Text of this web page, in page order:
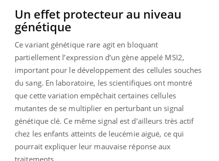
Un effet protecteur au niveau
génétique
Ce variant génétique rare agit en bloquant
partiellement l’expression d’un gène appelé MSI2,
important pour le développement des cellules souches
du sang. En laboratoire, les scientifiques ont montré
que cette variation empêchait certaines cellules
mutantes de se multiplier en perturbant un signal
génétique clé. Ce même signal est d’ailleurs très actif
chez les enfants atteints de leucémie aiguë, ce qui
pourrait expliquer leur mauvaise réponse aux